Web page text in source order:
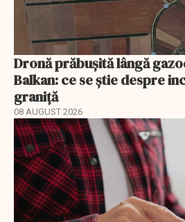
Dronă prăbușită lângă
Balkan: ce se știe despre
graniță
08 AUGUST 2026